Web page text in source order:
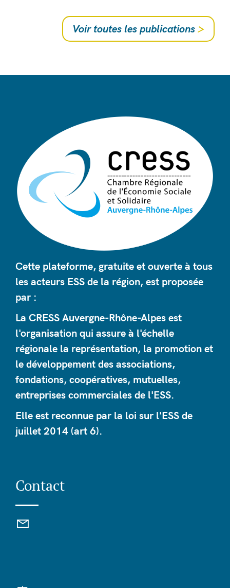
Voir toutes les publications >
Cette plateforme, gratuite et ouverte à tous
les acteurs ESS de la région, est proposée
par :
La CRESS Auvergne-Rhône-Alpes est
l'organisation qui assure à l'échelle
régionale la représentation, la promotion et
le développement des associations,
fondations, coopératives, mutuelles,
entreprises commerciales de l'ESS.
Elle est reconnue par la loi sur l'ESS de
juillet 2014 (art 6).
Contact